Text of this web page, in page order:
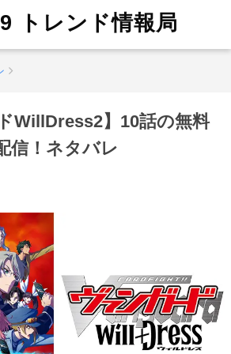
トレンド情報局
WillDress2】10話の無料
信！ネタバレ